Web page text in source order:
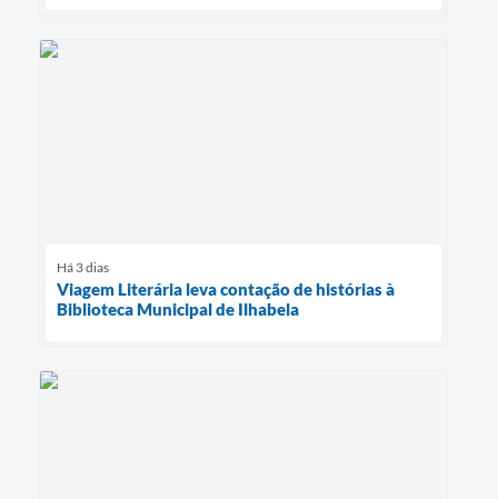
Há 3 dias
Viagem Literária leva contação de histórias à
Biblioteca Municipal de Ilhabela